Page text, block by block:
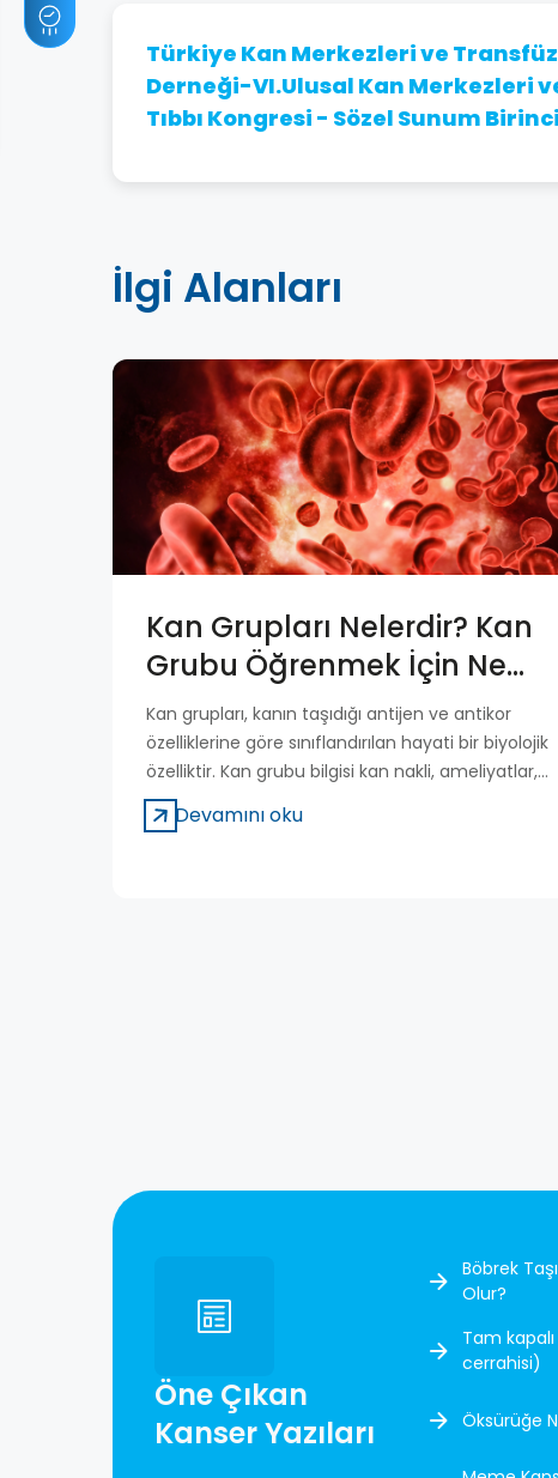
Türkiye Kan Merkezleri ve
Derneği-VI.Ulusal Kan Merkezleri
Tıbbı Kongresi - Sözel Sunum
İlgi Alanları
Kan Grupları Nelerdir? Kan
Grubu Öğrenmek İçin Ne
Yapılır?
Kan grupları, kanın taşıdığı antijen ve antikor
özelliklerine göre sınıflandırılan hayati bir biyolojik
özelliktir. Kan grubu bilgisi kan nakli, ameliyatlar,
gebelik süreci ve acil durumlar açısından son
derece önemlidir. Yanlış kan grubunun verilmesi
Devamını oku
Öne Çıkan
Kanser Yazıları
Böbrek
Olur?
Tam
cerrahisi)
Öksürüğe